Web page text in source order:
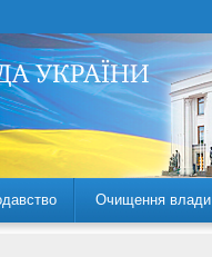
Очищення влади